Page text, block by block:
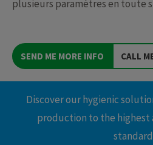
plusieurs paramètres en toute
SEND ME MORE INFO CALL
Discover our hygienic
production to the highest